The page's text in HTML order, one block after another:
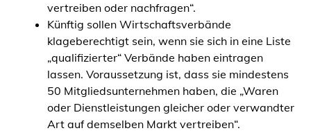
vertreiben oder nachfragen“.
Künftig sollen Wirtschaftsverbände
klageberechtigt sein, wenn sie sich in eine Liste
„qualifizierter“ Verbände haben eintragen
lassen. Voraussetzung ist, dass sie mindestens
50 Mitgliedsunternehmen haben, die „Waren
oder Dienstleistungen gleicher oder verwandter
Art auf demselben Markt vertreiben“.